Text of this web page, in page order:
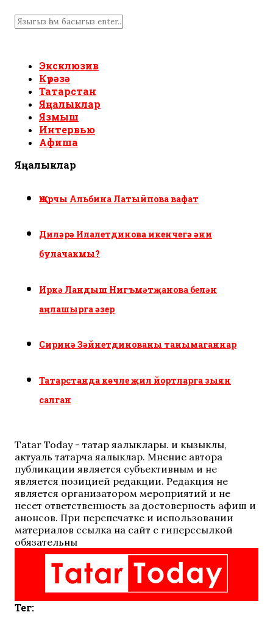
Эксклюзив
Күрәзә
Татарстан
Яңалыклар
Язмыш
Интервью
Афиша
Яңалыклар
Җырчы Альбина Латыйпова вафат
Диләрә Илалетдинова икенчегә әни
булачакмы?
Иркә Ландыш Нигъмәтҗанова белән
аңлашырга әзер
Сиринә Зәйнетдинованы танымаганнар
Татарстанда көчле җил йортларга зыян
салган
Tatar Today - татар яңалыклары. иң кызыклы,
актуаль татарча яңалыклар. Мнение автора
публикации является субъективным и не
является позицией редакции. Редакция не
является организатором мероприятий и не
несет ответственность за достоверность афиш и
анонсов. При перепечатке и использовании
материалов ссылка на сайт с гиперссылкой
обязательны
Тег: